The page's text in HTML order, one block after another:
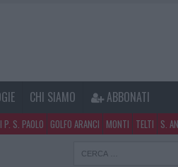
CHI SIAMO ABBONATI
P. S. PAOLO GOLFO ARANCI MONTI TELTI S.